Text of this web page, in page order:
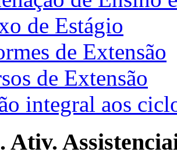
de Estágio
de Extensão
de Extensão
integral aos
Ativ.